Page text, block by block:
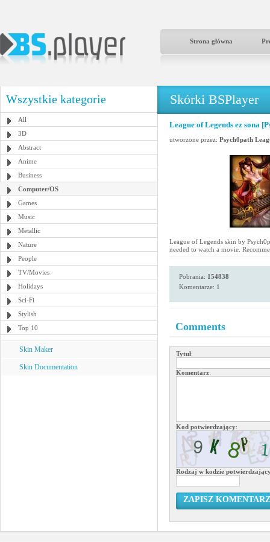
Strona główna
Wszystkie kategorie
All
3D
Abstract
Anime
Business
Computer/OS
Games
Music
Metallic
Nature
People
TV/Movies
Holidays
Sci-Fi
Stylish
Top 10
Skin Maker
Skin Documentation
Skórki BSPlayer
League of Legends ez sona
utworzone przez: Psych0path
League of Legends skin by
needed to watch a movie.
Pobrania: 154838
Komentarze: 1
Comments
Tytuł:
Komentarz:
Kod potwierdzający:
Rodzaj w kodzie
ZAPISZ KOMENTARZ